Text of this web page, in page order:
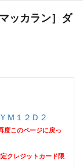
ッカラン］ダ
Ｍ１２Ｄ２
度このページに戻っ
クレジットカード限